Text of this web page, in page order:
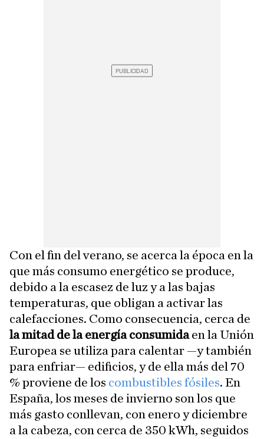
Con el fin del verano, se acerca la época en la
que más consumo energético se produce,
debido a la escasez de luz y a las bajas
temperaturas, que obligan a activar las
calefacciones. Como consecuencia, cerca de
la mitad de la energía consumidaen la Unión
Europea se utiliza para calentar —y también
para enfriar— edificios, y de ella más del 70
% proviene de los combustibles fósiles. En
España, los meses de invierno son los que
más gasto conllevan, con enero y diciembre
a la cabeza, con cerca de 350 kWh, seguidos